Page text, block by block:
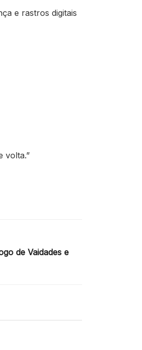
e rastros digitais
volta.”
de Vaidades e